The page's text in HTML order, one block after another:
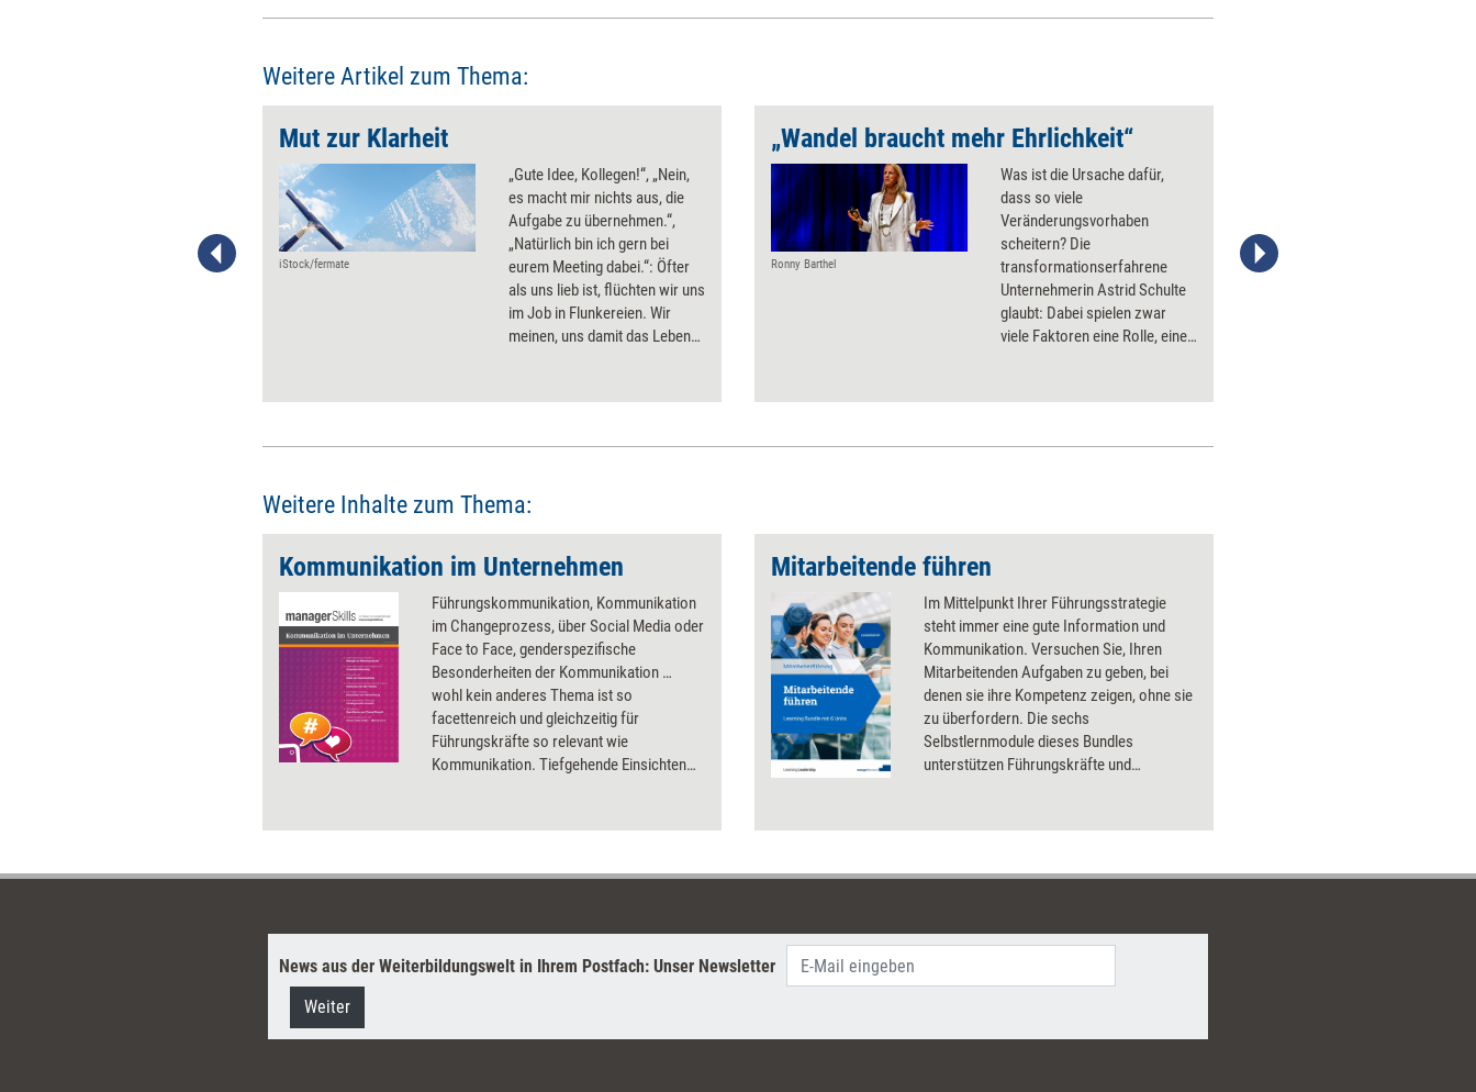
Weitere Artikel zum Thema:
Mut zur Klarheit
iStock/fermate
„Gute Idee, Kollegen!“, „Nein,
es macht mir nichts aus, die
Aufgabe zu übernehmen.“,
„Natürlich bin ich gern bei
eurem Meeting dabei.“: Öfter
als uns lieb ist, flüchten wir uns
im Job in Flunkereien. Wir
meinen, uns damit das Leben
Doch langfristig schadet
sowohl uns selbst als auch der
sagt Marvin Schulz, Trainer für
Arbeitsleben auf.
„Wandel braucht mehr Ehrlichkeit“
Ronny Barthel
Was ist die Ursache dafür,
dass so viele
Veränderungsvorhaben
scheitern? Die
transformationserfahrene
Unternehmerin Astrid Schulte
glaubt: Dabei spielen zwar
viele Faktoren eine Rolle, einer
Unaufrichtigkeit, mit der
Unternehmen an Prozesse des
Stefanie Diers/www.trainerkoffer.de
Weitere Inhalte zum Thema:
Kommunikation im Unternehmen
Führungskommunikation, Kommunikation
im Changeprozess, über Social Media oder
Face to Face, genderspezifische
Besonderheiten der Kommunikation …
wohl kein anderes Thema ist so
facettenreich und gleichzeitig für
Führungskräfte so relevant wie
Kommunikation. Tiefgehende Einsichten
im Unternehmen.
Mitarbeitende führen
Im Mittelpunkt Ihrer Führungsstrategie
steht immer eine gute Information und
Kommunikation. Versuchen Sie, Ihren
Mitarbeitenden Aufgaben zu geben, bei
denen sie ihre Kompetenz zeigen, ohne sie
zu überfordern. Die sechs
Selbstlernmodule dieses Bundles
unterstützen Führungskräfte und
News aus der Weiterbildungswelt in Ihrem Postfach: Unser Newsletter
Weiter